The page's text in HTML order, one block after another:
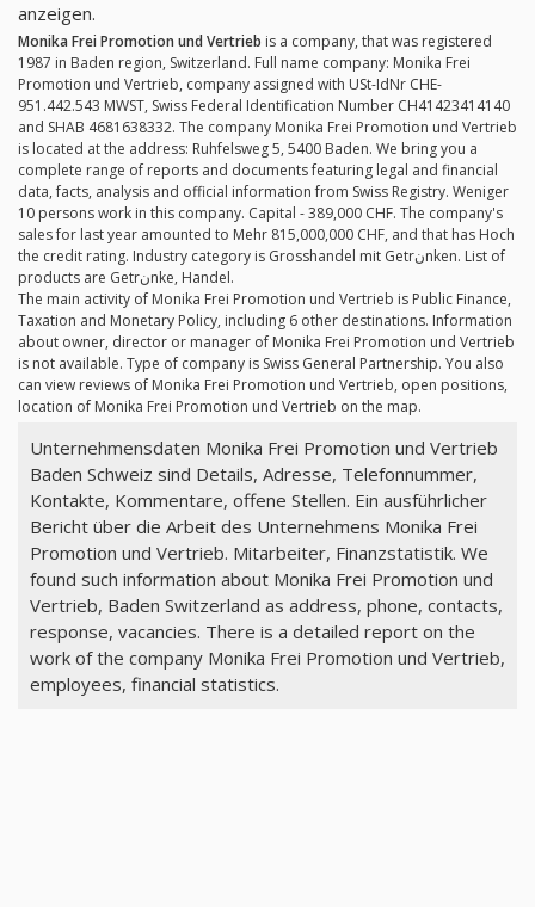
anzeigen.
Monika Frei Promotion und Vertrieb is a company, that was registered
1987 in Baden region, Switzerland. Full name company: Monika Frei
Promotion und Vertrieb, company assigned with USt-IdNr CHE-
951.442.543 MWST, Swiss Federal Identification Number CH41423414140
and SHAB 4681638332. The company Monika Frei Promotion und Vertrieb
is located at the address: Ruhfelsweg 5, 5400 Baden. We bring you a
complete range of reports and documents featuring legal and financial
data, facts, analysis and official information from Swiss Registry. Weniger
10 persons work in this company. Capital - 389,000 CHF. The company's
sales for last year amounted to Mehr 815,000,000 CHF, and that has Hoch
the credit rating. Industry category is Grosshandel mit Getrنnken. List of
products are Getrنnke, Handel.
The main activity of Monika Frei Promotion und Vertrieb is Public Finance,
Taxation and Monetary Policy, including 6 other destinations. Information
about owner, director or manager of Monika Frei Promotion und Vertrieb
is not available. Type of company is Swiss General Partnership. You also
can view reviews of Monika Frei Promotion und Vertrieb, open positions,
location of Monika Frei Promotion und Vertrieb on the map.
Unternehmensdaten Monika Frei Promotion und Vertrieb
Baden Schweiz sind Details, Adresse, Telefonnummer,
Kontakte, Kommentare, offene Stellen. Ein ausführlicher
Bericht über die Arbeit des Unternehmens Monika Frei
Promotion und Vertrieb. Mitarbeiter, Finanzstatistik. We
found such information about Monika Frei Promotion und
Vertrieb, Baden Switzerland as address, phone, contacts,
response, vacancies. There is a detailed report on the
work of the company Monika Frei Promotion und Vertrieb,
employees, financial statistics.